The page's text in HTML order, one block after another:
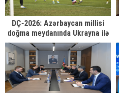
DÇ-2026: Azərbaycan millisi
doğma meydanında Ukrayna ilə
qollu heç-heçə edib -
YENİLƏNİB 5